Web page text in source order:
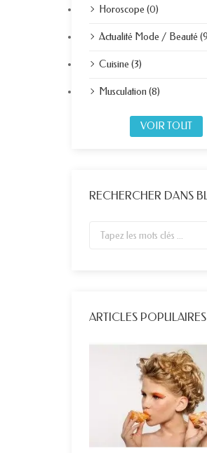
Horoscope (0)
Actualité Mode / Beauté
Cuisine (3)
Musculation (8)
VOIR TOUT
RECHERCHER DANS
ARTICLES POPULAIRES